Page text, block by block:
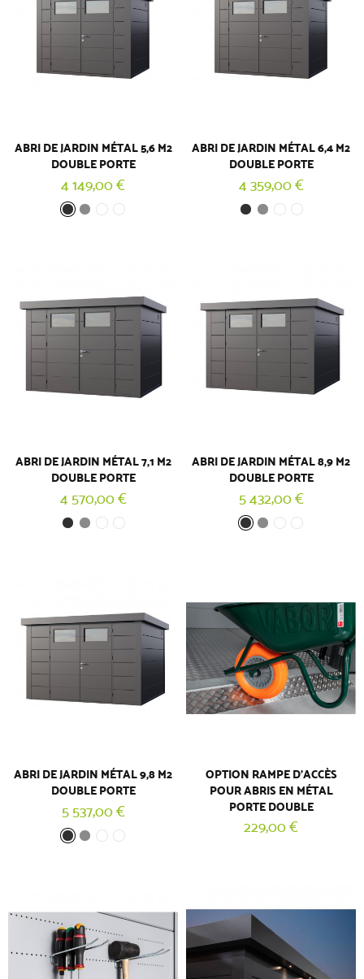
ABRI DE JARDIN MÉTAL 5,6 M2
DOUBLE PORTE
4 149,00 €
ABRI DE JARDIN MÉTAL 6,4 M2
DOUBLE PORTE
4 359,00 €
ABRI DE JARDIN MÉTAL 7,1 M2
DOUBLE PORTE
4 570,00 €
ABRI DE JARDIN MÉTAL 8,9 M2
DOUBLE PORTE
5 432,00 €
ABRI DE JARDIN MÉTAL 9,8 M2
DOUBLE PORTE
5 537,00 €
OPTION RAMPE D’ACCÈS
POUR ABRIS EN MÉTAL
PORTE DOUBLE
229,00 €